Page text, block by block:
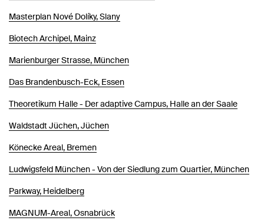
Masterplan Nové Dolíky, Slany
Biotech Archipel, Mainz
Marienburger Strasse, München
Das Brandenbusch-Eck, Essen
Theoretikum Halle - Der adaptive Campus, Halle an der Saale
Waldstadt Jüchen, Jüchen
Könecke Areal, Bremen
Ludwigsfeld München - Von der Siedlung zum Quartier, München
Parkway, Heidelberg
MAGNUM-Areal, Osnabrück